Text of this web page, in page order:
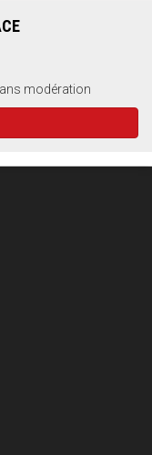
modération